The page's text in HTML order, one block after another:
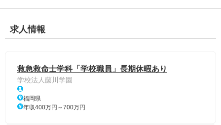
求人情報
救急救命士学科「学校職員」長期休暇あり
学校法人藤川学園
福岡県
年収400万円～700万円